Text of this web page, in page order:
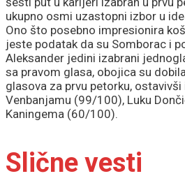
ukupno osmi uzastopni izbor u
Ono što posebno impresionira
jeste podatak da su Somborac i
Aleksander jedini izabrani
sa pravom glasa, obojica su
glasova za prvu petorku,
Venbanjamu (99/100), Luku
Kaningema (60/100).
Slične vesti